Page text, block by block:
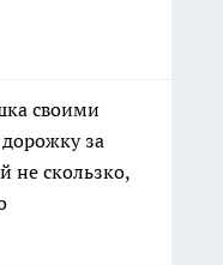
своими
за
не скользко,